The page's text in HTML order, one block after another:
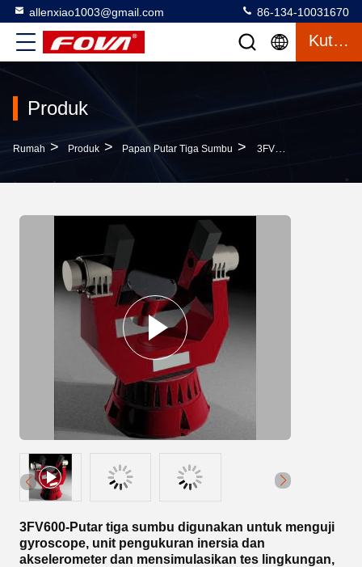
allenxiao1003@gmail.com 86-134-10031670
Kutipan
Produk
Rumah > Produk > Papan Putar Tiga Sumbu > 3FV600-Putar Tiga Sumbu Digunakan Untuk Menguji Gyroscope, Unit Pengukuran Inersia Dan Akselerometer Dan Mensimulasikan Tes Lingkungan, Angular&Rate Resolusi 0.0001
3FV600-Putar tiga sumbu digunakan untuk menguji
gyroscope, unit pengukuran inersia dan
akselerometer dan mensimulasikan tes lingkungan,